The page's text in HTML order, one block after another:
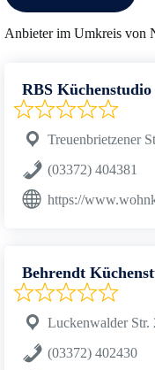
Anbieter im Umkreis von
RBS Küchenstudio
Treuenbrietzener
(03372) 404381
https://
Behrendt
Luckenwalder Str.
(03372) 402430